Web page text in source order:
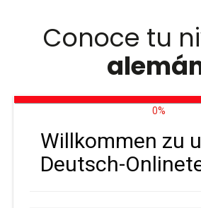
Conoce tu
0%
Willkommen zu
Deutsch-